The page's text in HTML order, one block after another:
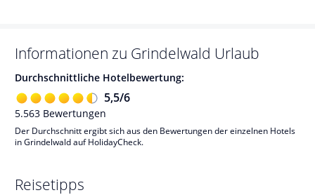
Informationen zu Grindelwald Urlaub
Durchschnittliche Hotelbewertung:
5,5/6
5.563 Bewertungen
Der Durchschnitt ergibt sich aus den Bewertungen der einzelnen Hotels
in Grindelwald auf HolidayCheck.
Reisetipps